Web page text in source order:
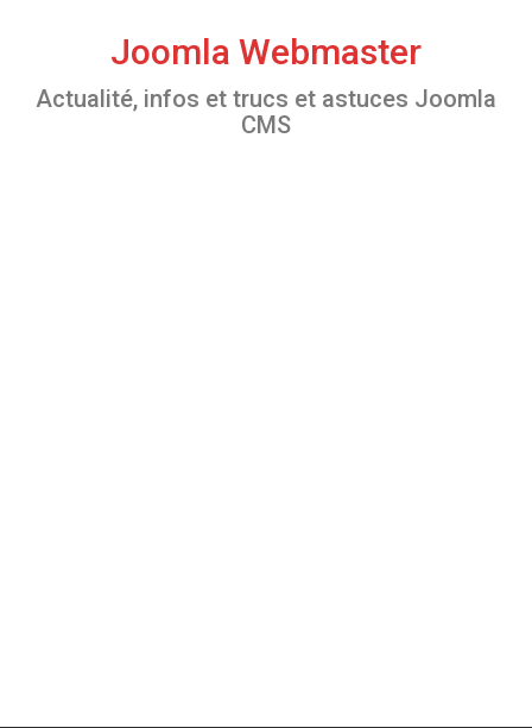
Joomla Webmaster
Actualité, infos et trucs et astuces Joomla
CMS